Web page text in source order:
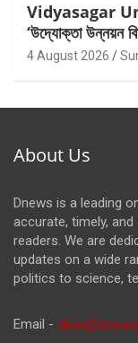
Vidyasagar
‘উদ্যোক্তা উন্নয়ন
4 August 2026
About Us
Dnews is a leading
accurate, timely,
readers. We are
updates on a wide
politics to science,
Email -